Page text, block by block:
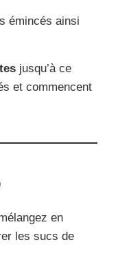
émincés ainsi
jusqu’à ce
et commencent
en
les sucs de